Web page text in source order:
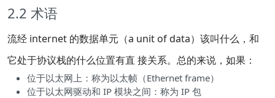
2.2 术语
流经 internet 的数据单元（a unit of data）该叫什么，和
它处于协议栈的什么位置有直 接关系。总的来说，如果：
位于以太网上：称为以太帧（Ethernet frame）
位于以太网驱动和 IP 模块之间：称为 IP 包